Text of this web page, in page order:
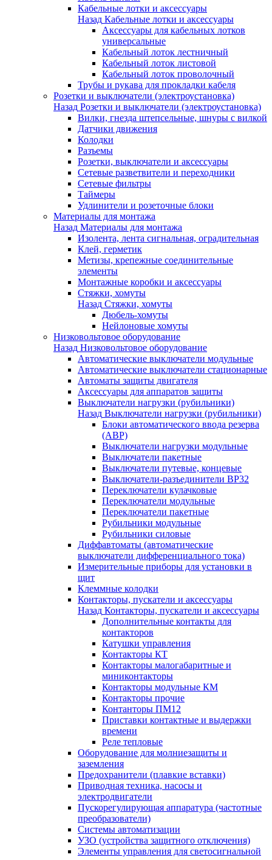
Кабельные лотки и аксессуары
Назад Кабельные лотки и аксессуары
Аксессуары для кабельных лотков
универсальные
Кабельный лоток лестничный
Кабельный лоток листовой
Кабельный лоток проволочный
Трубы и рукава для прокладки кабеля
Розетки и выключатели (электроустановка)
Назад Розетки и выключатели (электроустановка)
Вилки, гнезда штепсельные, шнуры с вилкой
Датчики движения
Колодки
Разъемы
Розетки, выключатели и аксессуары
Сетевые разветвители и переходники
Сетевые фильтры
Таймеры
Удлинители и розеточные блоки
Материалы для монтажа
Назад Материалы для монтажа
Изолента, лента сигнальная, оградительная
Клей, герметик
Метизы, крепежные соединительные
элементы
Монтажные коробки и аксессуары
Стяжки, хомуты
Назад Стяжки, хомуты
Дюбель-хомуты
Нейлоновые хомуты
Низковольтовое оборудование
Назад Низковольтовое оборудование
Автоматические выключатели модульные
Автоматические выключатели стационарные
Автоматы защиты двигателя
Аксессуары для аппаратов защиты
Выключатели нагрузки (рубильники)
Назад Выключатели нагрузки (рубильники)
Блоки автоматического ввода резерва
(АВР)
Выключатели нагрузки модульные
Выключатели пакетные
Выключатели путевые, концевые
Выключатели-разъединители ВР32
Переключатели кулачковые
Переключатели модульные
Переключатели пакетные
Рубильники модульные
Рубильники силовые
Диффавтоматы (автоматические
выключатели дифференциального тока)
Измерительные приборы для установки в
щит
Клеммные колодки
Контакторы, пускатели и аксессуары
Назад Контакторы, пускатели и аксессуары
Дополнительные контакты для
контакторов
Катушки управления
Контакторы КТ
Контакторы малогабаритные и
миниконтакторы
Контакторы модульные КМ
Контакторы прочие
Контанторы ПМ12
Приставки контактные и выдержки
времени
Реле тепловые
Оборудование для молниезащиты и
заземления
Предохранители (плавкие вставки)
Приводная техника, насосы и
электродвигатели
Пускорегулирующая аппаратура (частотные
преобразователи)
Системы автоматизации
УЗО (устройства защитного отключения)
Элементы управления для светосигнальной